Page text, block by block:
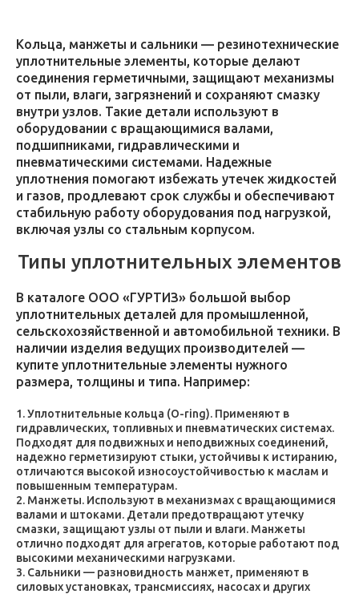
Кольца, манжеты и сальники — резинотехнические
уплотнительные элементы, которые делают
соединения герметичными, защищают механизмы
от пыли, влаги, загрязнений и сохраняют смазку
внутри узлов. Такие детали используют в
оборудовании с вращающимися валами,
подшипниками, гидравлическими и
пневматическими системами. Надежные
уплотнения помогают избежать утечек жидкостей
и газов, продлевают срок службы и обеспечивают
стабильную работу оборудования под нагрузкой,
включая узлы со стальным корпусом.
Типы уплотнительных элементов
В каталоге ООО «ГУРТИЗ» большой выбор
уплотнительных деталей для промышленной,
сельскохозяйственной и автомобильной техники. В
наличии изделия ведущих производителей —
купите уплотнительные элементы нужного
размера, толщины и типа. Например:
Уплотнительные кольца (O-ring). Применяют в
гидравлических, топливных и пневматических системах.
Подходят для подвижных и неподвижных соединений,
надежно герметизируют стыки, устойчивы к истиранию,
отличаются высокой износоустойчивостью к маслам и
повышенным температурам.
Манжеты. Используют в механизмах с вращающимися
валами и штоками. Детали предотвращают утечку
смазки, защищают узлы от пыли и влаги. Манжеты
отлично подходят для агрегатов, которые работают под
высокими механическими нагрузками.
Сальники — разновидность манжет, применяют в
силовых установках, трансмиссиях, насосах и других